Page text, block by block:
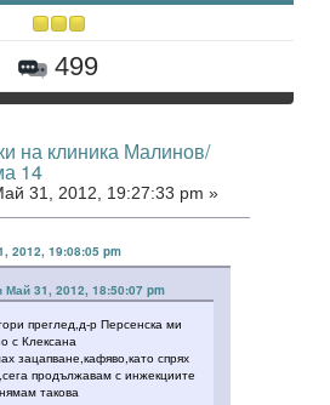
499
на клиника Малинов/
14
31, 2012, 19:27:33 pm »
2012, 19:08:05 pm
Май 31, 2012, 18:50:07 pm
преглед,д-р Персенска ми
с Клексана
зацапване,кафяво,като спрях
продължавам с инжекциите
такова